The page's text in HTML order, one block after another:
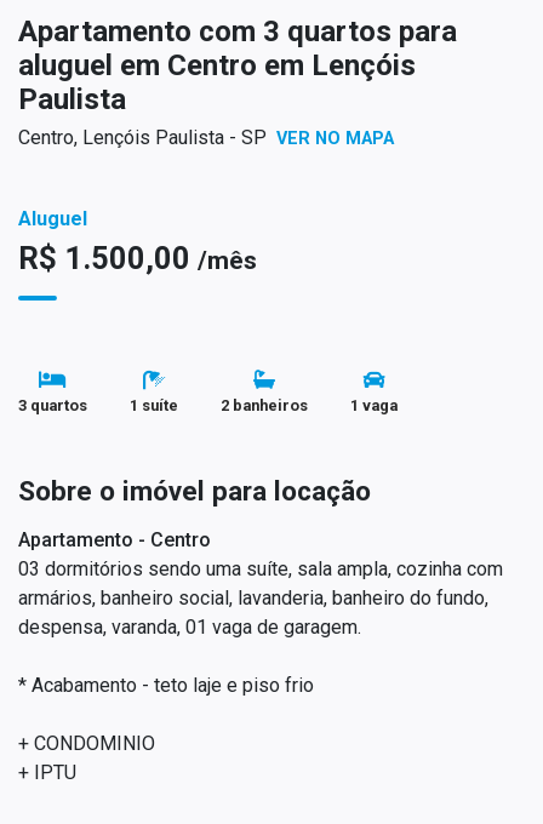
Apartamento com 3 quartos para
aluguel em Centro em Lençóis
Paulista
Centro, Lençóis Paulista - SP VER NO MAPA
Aluguel
R$ 1.500,00 /mês
3 quartos 1 suíte 2 banheiros 1 vaga
Sobre o imóvel para locação
Apartamento - Centro
03 dormitórios sendo uma suíte, sala ampla, cozinha com
armários, banheiro social, lavanderia, banheiro do fundo,
despensa, varanda, 01 vaga de garagem.
* Acabamento - teto laje e piso frio
+ CONDOMINIO
+ IPTU